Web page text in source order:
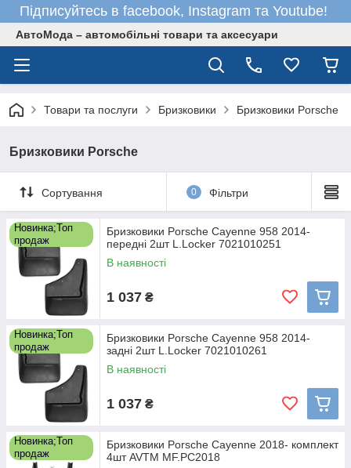
Підписуйтесь в facebook, Instagram та Youtube!
АвтоМода – автомобільні товари та аксесуари
Товари та послуги Бризковики Бризковики Porsche
Бризковики Porsche
Сортування 0 Фільтри
Новинка;Топ
продаж
Бризковики Porsche Cayenne 958 2014-
передні 2шт L.Locker 7021010251
В наявності
1 037 ₴
Новинка;Топ
продаж
Бризковики Porsche Cayenne 958 2014-
задні 2шт L.Locker 7021010261
В наявності
1 037 ₴
Новинка;Топ
продаж
Бризковики Porsсhe Cayenne 2018- комплект
4шт AVTM MF.PC2018